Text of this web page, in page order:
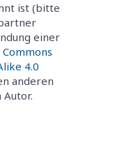
ist (bitte
einer
4.0
anderen
Autor.